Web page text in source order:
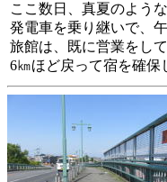
ここ数日、真夏のよう
発電車を乗り継いで、
旅館は、既に営業をし
6㎞ほど戻って宿を確